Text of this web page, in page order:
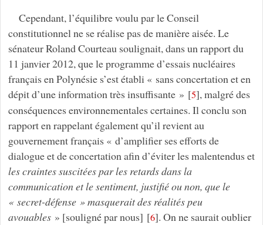
Cependant, l’équilibre voulu par le Conseil
constitutionnel ne se réalise pas de manière aisée. Le
sénateur Roland Courteau soulignait, dans un rapport du
11 janvier 2012, que le programme d’essais nucléaires
français en Polynésie s’est établi « sans concertation et en
dépit d’une information très insuffisante » [5], malgré des
conséquences environnementales certaines. Il conclu son
rapport en rappelant également qu’il revient au
gouvernement français « d’amplifier ses efforts de
dialogue et de concertation afin d’éviter les malentendus et
les craintes suscitées par les retards dans la
communication et le sentiment, justifié ou non, que le
« secret-défense » masquerait des réalités peu
avouables» [souligné par nous] [6]. On ne saurait oublier